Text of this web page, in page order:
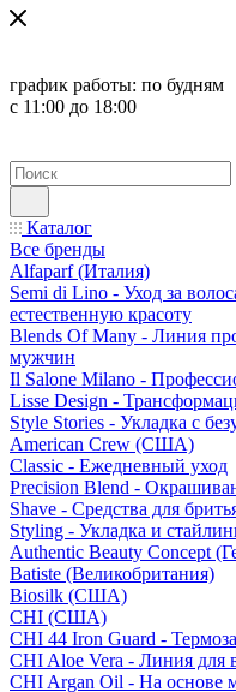
график работы: по будням
с 11:00 до 18:00
Каталог
Все бренды
Alfaparf (Италия)
Semi di Lino - Уход за
естественную красоту
Blends Of Many - Линия
мужчин
Il Salone Milano -
Lisse Design -
Style Stories - Укладка с
American Crew (США)
Classic - Ежедневный уход
Precision Blend -
Shave - Средства для
Styling - Укладка и
Authentic Beauty Concept
Batiste (Великобритания)
Biosilk (США)
CHI (США)
CHI 44 Iron Guard -
CHI Aloe Vera - Линия для
CHI Argan Oil - На основе